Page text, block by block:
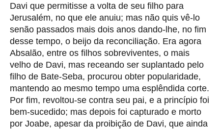
Davi que permitisse a volta de seu filho para
Jerusalém, no que ele anuiu; mas não quis vê-lo
senão passados mais dois anos dando-lhe, no fim
desse tempo, o beijo da reconciliação. Era agora
Absalão, entre os filhos sobreviventes, o mais
velho de Davi, mas receando ser suplantado pelo
filho de Bate-Seba, procurou obter popularidade,
mantendo ao mesmo tempo uma esplêndida corte.
Por fim, revoltou-se contra seu pai, e a princípio foi
bem-sucedido; mas depois foi capturado e morto
por Joabe, apesar da proibição de Davi, que ainda